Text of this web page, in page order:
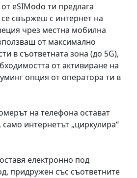
eSIModo ти предлага
свържеш с интернет на
чрез местна мобилна
от максимално
в съответната зона (до 5G),
от активиране на
опция от оператора ти в
на телефона остават
само интернетът „циркулира“
електронно под
придружен със съответните